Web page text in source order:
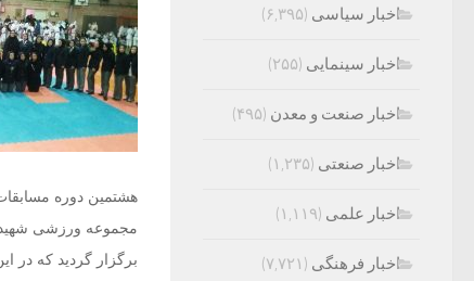
هشتمین دوره
برگزار گردید که در
اخبار سیاسی (۶,۳۹۵)
اخبار سینمایی (۲۵۵)
اخبار صنعت و معدن (۴۹۵)
اخبار صنعتی (۱,۲۳۵)
اخبار علمی (۱,۱۱۹)
اخبار فرهنگی (۷,۷۲۱)